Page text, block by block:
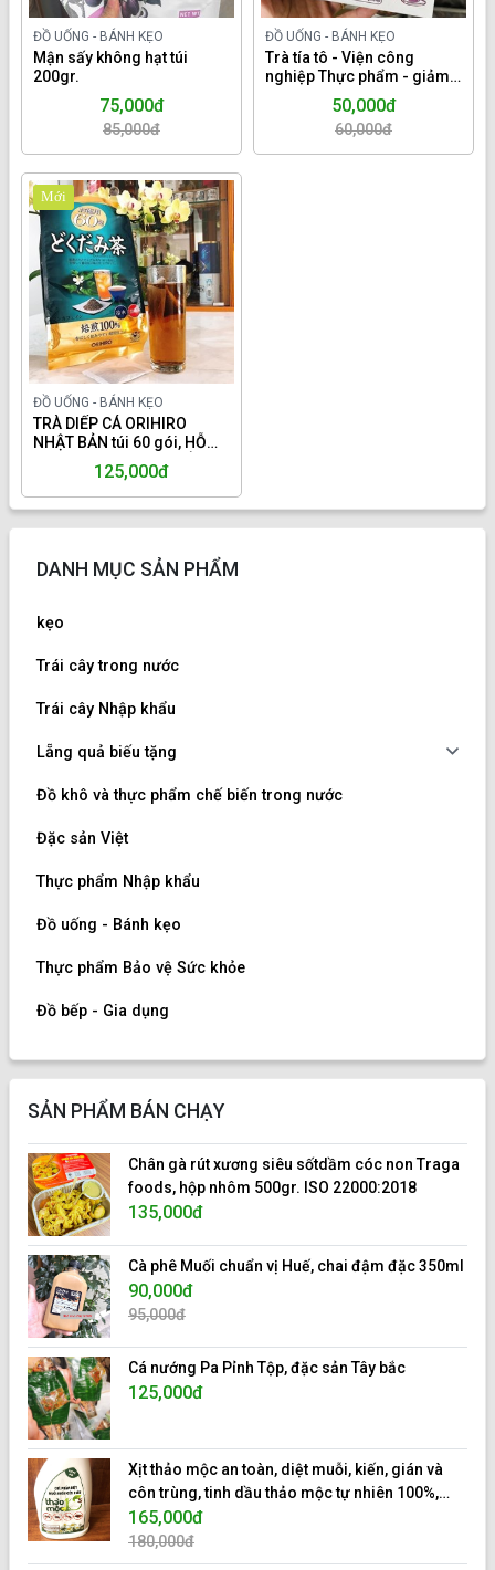
ĐỒ UỐNG - BÁNH KẸO
Mận sấy không hạt túi
200gr.
75,000đ
85,000đ
ĐỒ UỐNG - BÁNH KẸO
Trà tía tô - Viện công
nghiệp Thực phẩm - giảm
đau gout, giải cảm, chống
50,000đ
60,000đ
ĐỒ UỐNG - BÁNH KẸO
TRÀ DIẾP CÁ ORIHIRO
NHẬT BẢN túi 60 gói, HỖ
TRỢ THANH NHIỆT, GIẢI
125,000đ
Mới
DANH MỤC SẢN PHẨM
kẹo
Trái cây trong nước
Trái cây Nhập khẩu
Lẵng quả biếu tặng
Đồ khô và thực phẩm chế biến trong nước
Đặc sản Việt
Thực phẩm Nhập khẩu
Đồ uống - Bánh kẹo
Thực phẩm Bảo vệ Sức khỏe
Đồ bếp - Gia dụng
SẢN PHẨM BÁN CHẠY
Chân gà rút xương siêu sốtdầm cóc non Traga
foods, hộp nhôm 500gr. ISO 22000:2018
135,000đ
Cà phê Muối chuẩn vị Huế, chai đậm đặc 350ml
90,000đ
95,000đ
Cá nướng Pa Pỉnh Tộp, đặc sản Tây bắc
125,000đ
Xịt thảo mộc an toàn, diệt muỗi, kiến, gián và
côn trùng, tinh dầu thảo mộc tự nhiên 100%,
hiệu 10s.
165,000đ
180,000đ